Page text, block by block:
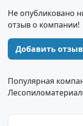
Не опубликовано
отзыв о компании!
Добавить отзыв
Популярная